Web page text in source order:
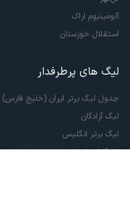
آلومینیوم اراک
استقلال خوزستان
لیگ های پرطرفدار
جدول لیگ برتر ایران (خلیج فارس)
لیگ آزادگان
لیگ برتر انگلیس
لالیگا اسپانیا